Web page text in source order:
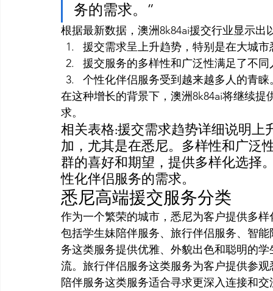
务的需求。”
根据最新数据，澳洲8k84ai援交行业显示出
援交需求呈上升趋势，特别是在大城市
援交服务的多样性和广泛性满足了不
个性化伴侣服务受到越来越多人的青睐
在这种增长的背景下，澳洲8k84ai将继续
求。
相关表格:援交需求趋势详细说明上
加，尤其是在悉尼。多样性和广泛
群的喜好和期望，提供多样化选择
性化伴侣服务的需求。
悉尼高端援交服务分类
作为一个繁荣的城市，悉尼为客户提供多
包括学生妹陪伴服务、旅行伴侣服务、智
务这类服务提供优雅、外貌出色和聪明的
流。旅行伴侣服务这类服务为客户提供参
陪伴服务这类服务适合寻求更深入连接和